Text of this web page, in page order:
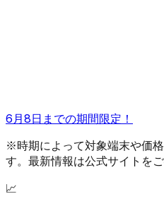
6月8日までの期間限定！
※時期によって対象端末や価
す。最新情報は公式サイトをご
📈